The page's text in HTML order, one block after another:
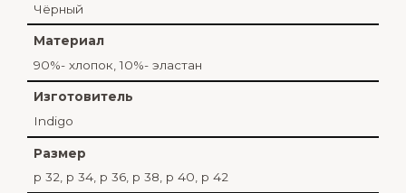
Чёрный
Материал
90%- хлопок, 10%- эластан
Изготовитель
Indigo
Размер
р 32, р 34, р 36, р 38, р 40, р 42